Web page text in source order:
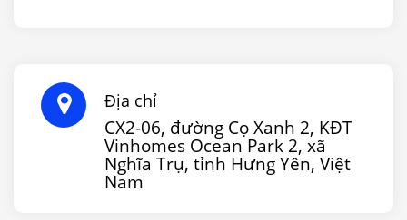
Địa chỉ
CX2-06, đường Cọ Xanh 2, KĐT
Vinhomes Ocean Park 2, xã
Nghĩa Trụ, tỉnh Hưng Yên, Việt
Nam